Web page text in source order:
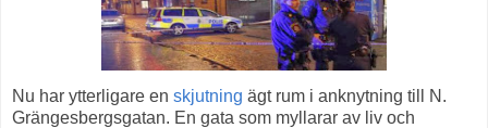
Nu har ytterligare en skjutning ägt rum i anknytning till N.
Grängesbergsgatan. En gata som myllarar av liv och